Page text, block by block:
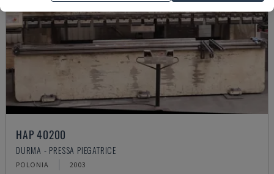
HAP 40200
DURMA - PRESSA PIEGATRICE
POLONIA 2003